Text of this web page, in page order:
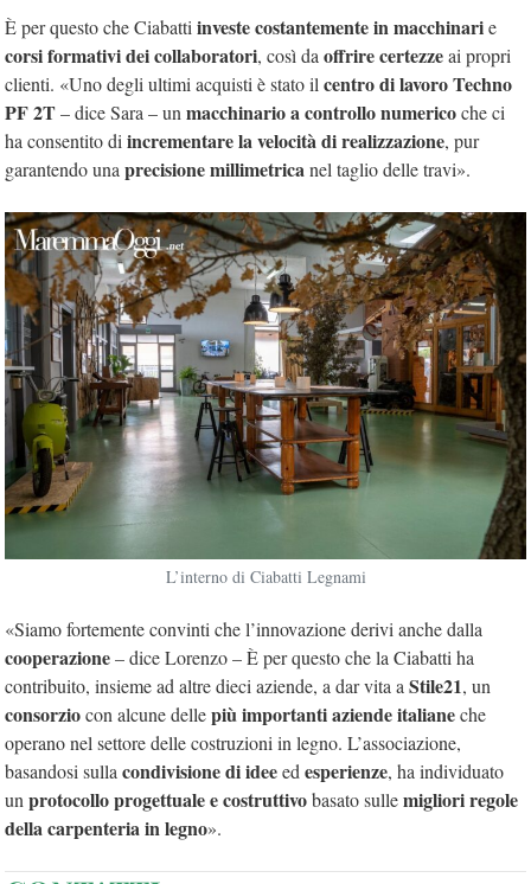
È per questo che Ciabatti investe costantemente in macchinarie
corsi formativi dei collaboratori, così da offrire certezzeai propri
clienti. «Uno degli ultimi acquisti è stato il centro di lavoro Techno
PF 2T– dice Sara – un macchinario a controllo numericoche ci
ha consentito di incrementarela velocità di realizzazione, pur
garantendo una precisione millimetricanel taglio delle travi».
L’interno di Ciabatti Legnami
«Siamo fortemente convinti che l’innovazione derivi anche dalla
cooperazione– dice Lorenzo – È per questo che la Ciabatti ha
contribuito, insieme ad altre dieci aziende, a dar vita aStile21, un
consorziocon alcune dellepiù importanti aziende italianeche
operano nel settore delle costruzioni in legno. L’associazione,
basandosi sullacondivisione di ideeedesperienze, ha individuato
unprotocollo progettuale e costruttivobasato sullemigliori regole
della carpenteria in legno».